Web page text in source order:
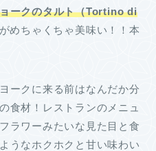
ークのタルト（Tortino di
めちゃくちゃ美味い！！本
ークに来る前はなんだか分
食材！レストランのメニュ
ラワーみたいな見た目と食
うなホクホクと甘い味わい